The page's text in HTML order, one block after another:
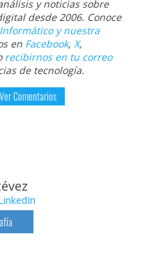
y noticias sobre
desde 2006. Conoce
y nuestra
en Facebook, X,
recibirnos en tu correo
de tecnología.
Ver Comentarios